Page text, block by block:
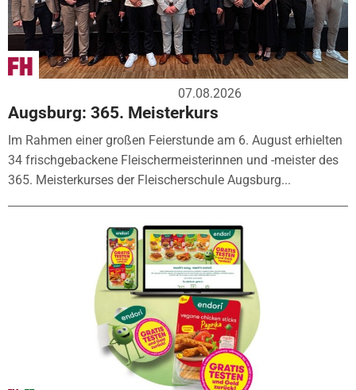
07.08.2026
Augsburg: 365. Meisterkurs
Im Rahmen einer großen Feierstunde am 6. August erhielten
34 frischgebackene Fleischermeisterinnen und -meister des
365. Meisterkurses der Fleischerschule Augsburg...